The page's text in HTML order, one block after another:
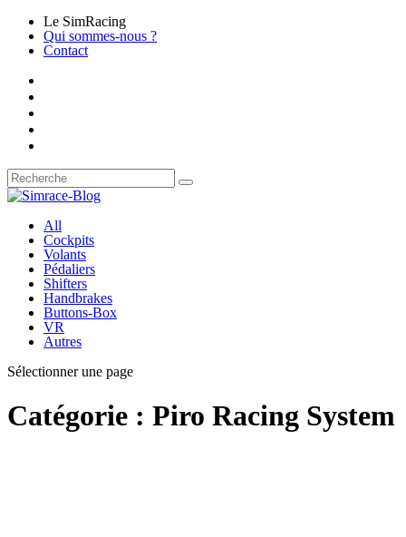
Le SimRacing
Qui sommes-nous ?
Contact
All
Cockpits
Volants
Pédaliers
Shifters
Handbrakes
Buttons-Box
VR
Autres
Sélectionner une page
Catégorie : Piro Racing System